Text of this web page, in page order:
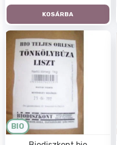
KOSÁRBA
BIO